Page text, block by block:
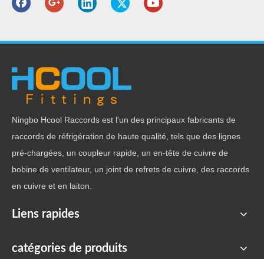
Matériel: Laiton
Méthode de connexion : Soudage
Ningbo Hcool Raccords est l'un des principaux fabricants de
raccords de réfrigération de haute qualité, tels que des lignes
pré-chargées, un coupleur rapide, un en-tête de cuivre de
bobine de ventilateur, un joint de refrets de cuivre, des raccords
en cuivre et en laiton.
Liens rapides
catégories de produits